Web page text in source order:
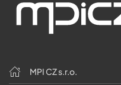
MPI CZ s.r.o.